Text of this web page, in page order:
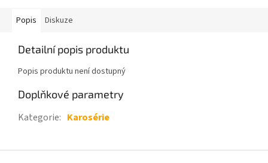
Popis Diskuze
Detailní popis produktu
Popis produktu není dostupný
Doplňkové parametry
Kategorie: Karosérie